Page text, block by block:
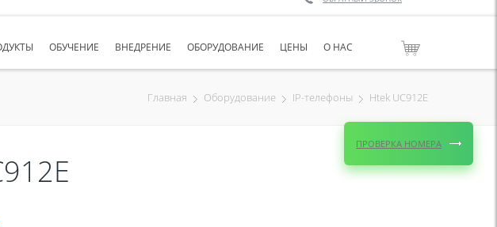
ОБУЧЕНИЕ ВНЕДРЕНИЕ ОБОРУДОВАНИЕ ЦЕНЫ О НАС
Главная Оборудование IP-телефоны Htek UC912E
ПРОВЕРКА НОМЕРА